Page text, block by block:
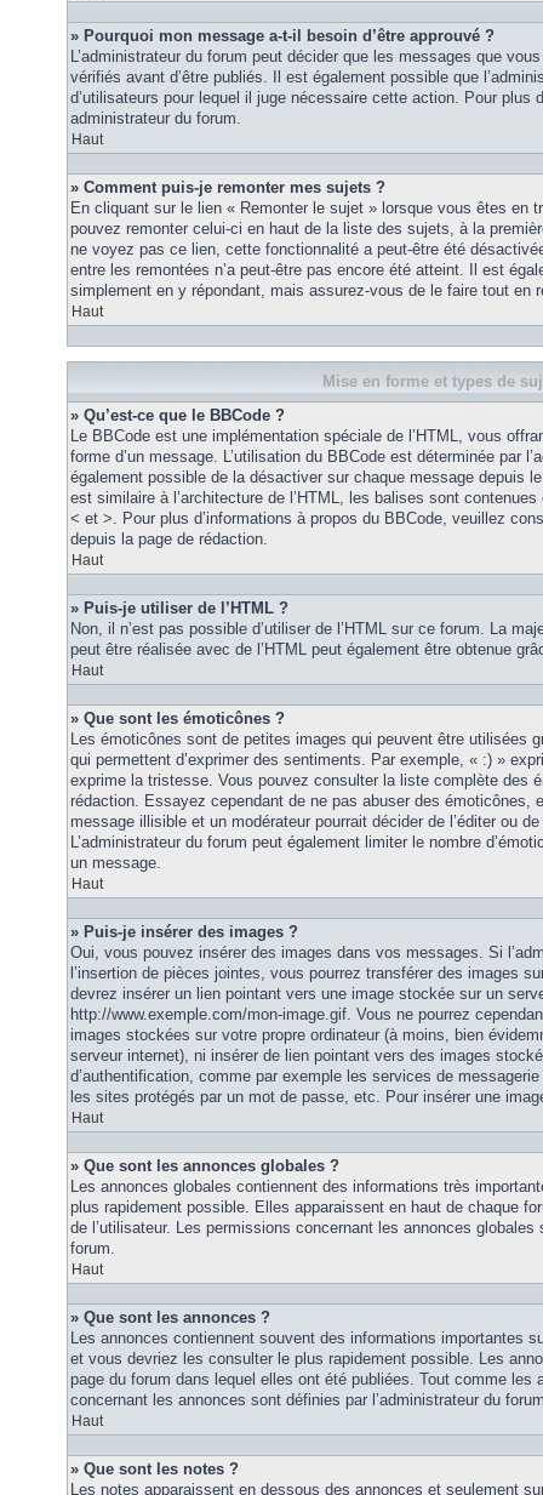
» Pourquoi mon message a-t-il besoin d’être approuvé ?
L’administrateur du forum peut décider que les messages que
vérifiés avant d’être publiés. Il est également possible que
d’utilisateurs pour lequel il juge nécessaire cette action. Pour plus
administrateur du forum.
Haut
» Comment puis-je remonter mes sujets ?
En cliquant sur le lien « Remonter le sujet » lorsque vous êtes en
pouvez remonter celui-ci en haut de la liste des sujets, à la
ne voyez pas ce lien, cette fonctionnalité a peut-être été
entre les remontées n’a peut-être pas encore été atteint. Il est
simplement en y répondant, mais assurez-vous de le faire tout en
Haut
Mise en forme et types de
» Qu’est-ce que le BBCode ?
Le BBCode est une implémentation spéciale de l’HTML, vous
forme d’un message. L’utilisation du BBCode est déterminée par
également possible de la désactiver sur chaque message depuis
est similaire à l’architecture de l’HTML, les balises sont
< et >. Pour plus d’informations à propos du BBCode, veuillez
depuis la page de rédaction.
Haut
» Puis-je utiliser de l’HTML ?
Non, il n’est pas possible d’utiliser de l’HTML sur ce forum. La
peut être réalisée avec de l’HTML peut également être obtenue
Haut
» Que sont les émoticônes ?
Les émoticônes sont de petites images qui peuvent être utilisées
qui permettent d’exprimer des sentiments. Par exemple, « :) »
exprime la tristesse. Vous pouvez consulter la liste complète des
rédaction. Essayez cependant de ne pas abuser des émoticônes,
message illisible et un modérateur pourrait décider de l’éditer ou
L’administrateur du forum peut également limiter le nombre
un message.
Haut
» Puis-je insérer des images ?
Oui, vous pouvez insérer des images dans vos messages. Si
l’insertion de pièces jointes, vous pourrez transférer des images
devrez insérer un lien pointant vers une image stockée sur un
http://www.exemple.com/mon-image.gif. Vous ne pourrez
images stockées sur votre propre ordinateur (à moins, bien
serveur internet), ni insérer de lien pointant vers des images
d’authentification, comme par exemple les services de
les sites protégés par un mot de passe, etc. Pour insérer une
Haut
» Que sont les annonces globales ?
Les annonces globales contiennent des informations très
plus rapidement possible. Elles apparaissent en haut de chaque
de l’utilisateur. Les permissions concernant les annonces globales
forum.
Haut
» Que sont les annonces ?
Les annonces contiennent souvent des informations importantes
et vous devriez les consulter le plus rapidement possible. Les
page du forum dans lequel elles ont été publiées. Tout comme les
concernant les annonces sont définies par l’administrateur du
Haut
» Que sont les notes ?
Les notes apparaissent en dessous des annonces et seulement